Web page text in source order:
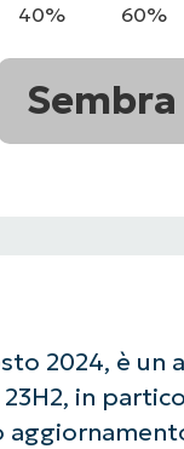
40% 60%
2024, è
in